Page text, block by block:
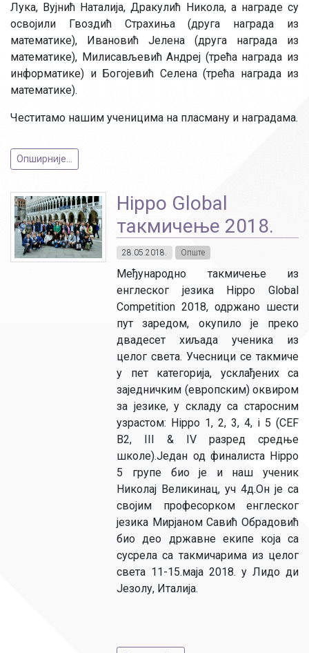
Лука, Вујнић Наталија, Дракулић Никола, a награде су
освојили Гвоздић Страхиња (друга награда из
математике), Ивановић Јелена (друга награда из
математике), Милисављевић Андреј (трећа награда из
информатике) и Богојевић Селена (трећа награда из
математике).
Честитамо нашим ученицима на пласману и наградама.
Опширније...
Hippo Global
такмичење 2018.
28.05.2018. Опште
Међународно такмичење из
енглеског језика Hippo Global
Competition 2018, одржано шести
пут заредом, окупило је преко
двадесет хиљада ученика из
целог света. Учесници се такмиче
у пет категорија, усклађених са
заједничким (европским) оквиром
за језике, у складу са старосним
узрастом: Hippo 1, 2, 3, 4, i 5 (CEF
B2, III & IV разред средње
школе).Један од финалиста Hippo
5 групе био је и наш ученик
Николај Великинац, уч 4д.Он је са
својим професорком енглеског
језика Мирјаном Савић Обрадовић
био део државне екипе која са
сусрела са такмичарима из целог
света 11-15.маја 2018. у Лидо ди
Језолу, Италија.